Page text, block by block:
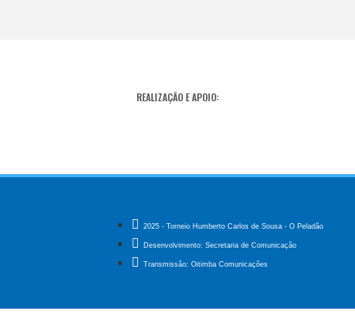
REALIZAÇÃO E APOIO:
2025 - Torneio Humberto Carlos de Sousa - O Peladão
Desenvolvimento: Secretaria de Comunicação
Transmissão: Oitimba Comunicações